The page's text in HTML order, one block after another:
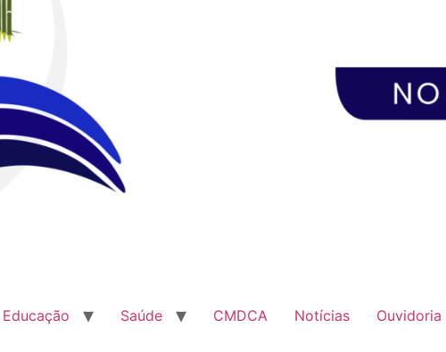
Educação Saúde CMDCA Notícias Ouvidoria